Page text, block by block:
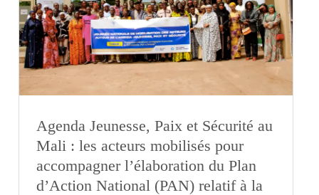
Agenda Jeunesse, Paix et Sécurité au
Mali : les acteurs mobilisés pour
accompagner l’élaboration du Plan
d’Action National (PAN) relatif à la